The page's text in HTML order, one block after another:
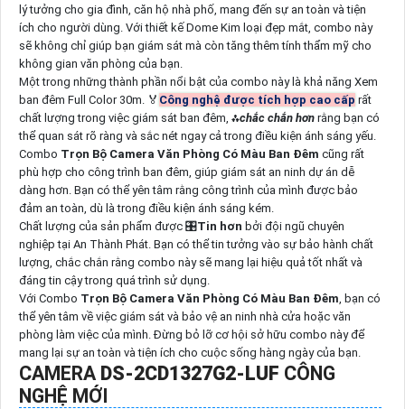
lý tưởng cho gia đình, căn hộ nhà phố, mang đến sự an toàn và tiện
ích cho người dùng. Với thiết kế Dome Kim loại đẹp mắt, combo này
sẽ không chỉ giúp bạn giám sát mà còn tăng thêm tính thẩm mỹ cho
không gian văn phòng của bạn.
Một trong những thành phần nổi bật của combo này là khả năng Xem
ban đêm Full Color 30m. ️🏅 Công nghệ được tích hợp cao cấp rất
chất lượng trong việc giám sát ban đêm, ⁂chắc chắn hơnrằng bạn có
thể quan sát rõ ràng và sắc nét ngay cả trong điều kiện ánh sáng yếu.
Combo Trọn Bộ Camera Văn Phòng Có Màu Ban Đêm cũng rất
phù hợp cho công trình ban đêm, giúp giám sát an ninh dự án dễ
dàng hơn. Bạn có thể yên tâm rằng công trình của mình được bảo
đảm an toàn, dù là trong điều kiện ánh sáng kém.
Chất lượng của sản phẩm được 🎛Tin hơn bởi đội ngũ chuyên
nghiệp tại An Thành Phát. Bạn có thể tin tưởng vào sự bảo hành chất
lượng, chắc chắn rằng combo này sẽ mang lại hiệu quả tốt nhất và
đáng tin cậy trong quá trình sử dụng.
Với Combo Trọn Bộ Camera Văn Phòng Có Màu Ban Đêm, bạn có
thể yên tâm về việc giám sát và bảo vệ an ninh nhà cửa hoặc văn
phòng làm việc của mình. Đừng bỏ lỡ cơ hội sở hữu combo này để
mang lại sự an toàn và tiện ích cho cuộc sống hàng ngày của bạn.
CAMERA DS-2CD1327G2-LUF CÔNG
NGHỆ MỚI